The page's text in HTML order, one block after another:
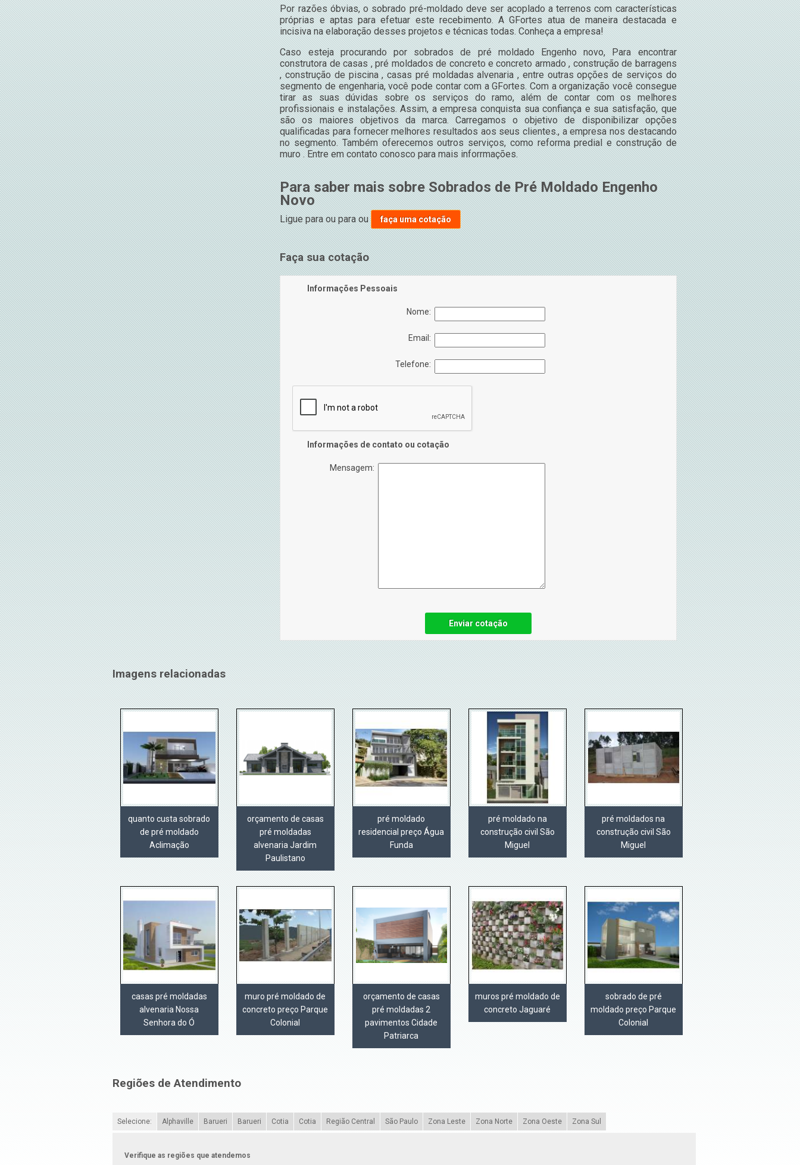
Por razões óbvias, o sobrado pré-moldado deve ser acoplado a terrenos com características
próprias e aptas para efetuar este recebimento. A GFortes atua de maneira destacada e
incisiva na elaboração desses projetos e técnicas todas. Conheça a empresa!
Caso esteja procurando por sobrados de pré moldado Engenho novo, Para encontrar
construtora de casas , pré moldados de concreto e concreto armado , construção de barragens
, construção de piscina , casas pré moldadas alvenaria , entre outras opções de serviços do
segmento de engenharia, você pode contar com a GFortes. Com a organização você consegue
tirar as suas dúvidas sobre os serviços do ramo, além de contar com os melhores
profissionais e instalações. Assim, a empresa conquista sua confiança e sua satisfação, que
são os maiores objetivos da marca. Carregamos o objetivo de disponibilizar opções
qualificadas para fornecer melhores resultados aos seus clientes., a empresa nos destacando
no segmento. Também oferecemos outros serviços, como reforma predial e construção de
muro . Entre em contato conosco para mais inforrmações.
Para saber mais sobre Sobrados de Pré Moldado Engenho
Novo
Ligue paraou paraou faça uma cotação
Faça sua cotação
Informações Pessoais
Nome:
Email:
Telefone:
Informações de contato ou cotação
Mensagem:
Enviar cotação
Imagens relacionadas
quanto custa sobrado
de pré moldado
Aclimação
orçamento de casas
pré moldadas
alvenaria Jardim
Paulistano
pré moldado
residencial preço Água
Funda
pré moldado na
construção civil São
Miguel
pré moldados na
construção civil São
Miguel
casas pré moldadas
alvenaria Nossa
Senhora do Ó
muro pré moldado de
concreto preço Parque
Colonial
orçamento de casas
pré moldadas 2
pavimentos Cidade
Patriarca
muros pré moldado de
concreto Jaguaré
sobrado de pré
moldado preço Parque
Colonial
Regiões de Atendimento
Selecione: Alphaville Barueri Barueri Cotia Cotia Região Central São Paulo Zona Leste Zona Norte Zona Oeste Zona Sul
Verifique as regiões que atendemos